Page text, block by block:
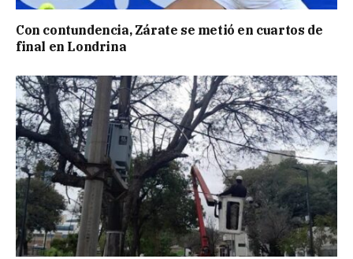
Con contundencia, Zárate se metió en cuartos de
final en Londrina